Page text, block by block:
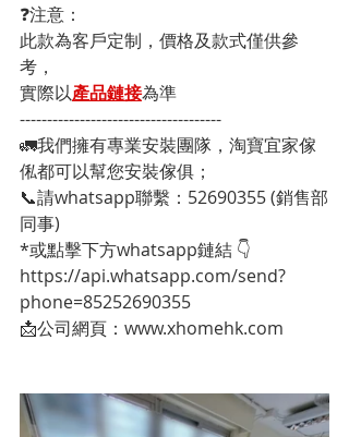
❓注意：
此款為客戶定制，價格及款式僅供參
考，
實際以產品鏈接為準
-------------------------------------
🚛我們擁有專業安裝團隊，淘寶宜家傢
俬都可以幫您安裝傢俱；
📞請whatsapp聯繫：52690355 (銷售部
同事)
*或點擊下方whatsapp鏈結 👇
https://api.whatsapp.com/send?
phone=85252690355
📩公司網頁：www.xhomehk.com